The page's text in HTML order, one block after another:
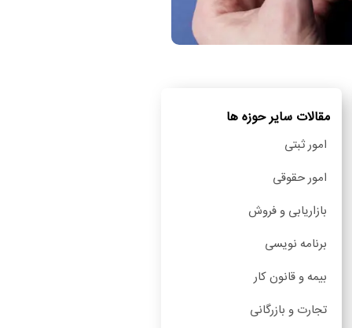
مقالات سایر حوزه ها
امور ثبتی
امور حقوقی
بازاریابی و فروش
برنامه نویسی
بیمه و قانون کار
تجارت و بازرگانی